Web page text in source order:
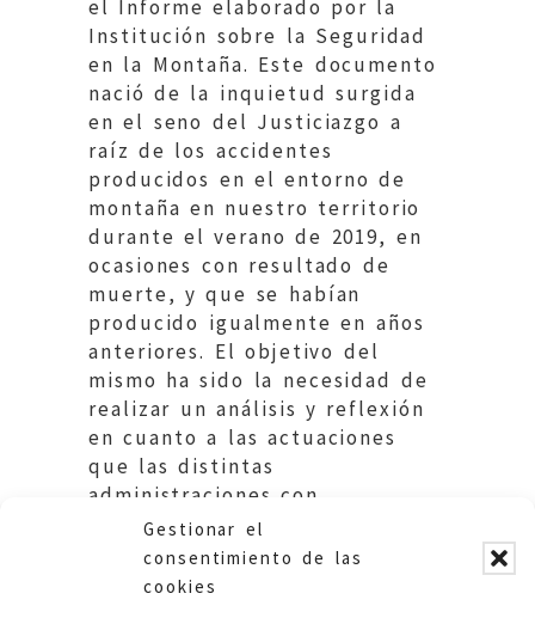
Gestionar el
consentimiento de las
cookies
el Informe elaborado por la
Institución sobre la Seguridad
en la Montaña. Este documento
nació de la inquietud surgida
en el seno del Justiciazgo a
raíz de los accidentes
producidos en el entorno de
montaña en nuestro territorio
durante el verano de 2019, en
ocasiones con resultado de
muerte, y que se habían
producido igualmente en años
anteriores. El objetivo del
mismo ha sido la necesidad de
realizar un análisis y reflexión
en cuanto a las actuaciones
que las distintas
administraciones con
competencia en la materia
vienen adoptando en la
regulación de la actividad, su